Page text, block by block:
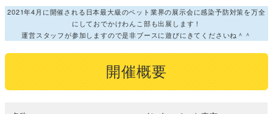
2021年4月に開催される日本最大級のペット業界の展示会に感染予防対策を万全
にしておでかけわんこ部も出展します！
運営スタッフが参加しますので是非ブースに遊びにきてくださいね＾＾
開催概要